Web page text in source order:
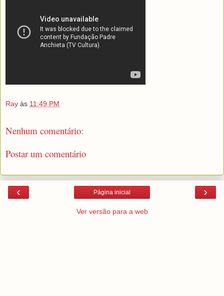
Ray às 11:49 PM
Nenhum comentário:
Postar um comentário
‹ ›
Página inicial
Ver versão para a web